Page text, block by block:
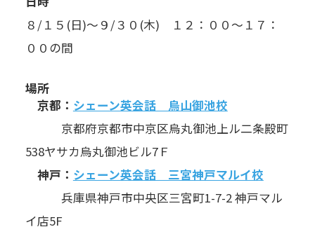
８/１５(日)～９/３０(木) １２：００～１７：
００の間
場所
京都： シェーン英会話 烏山御池校
京都府京都市中京区烏丸御池上ル二条殿町
538ヤサカ烏丸御池ビル7Ｆ
神戸： シェーン英会話 三宮神戸マルイ校
兵庫県神戸市中央区三宮町1-7-2 神戸マル
イ店5F